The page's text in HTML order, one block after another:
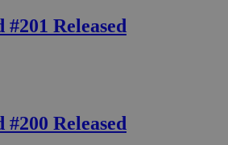
Released
Released